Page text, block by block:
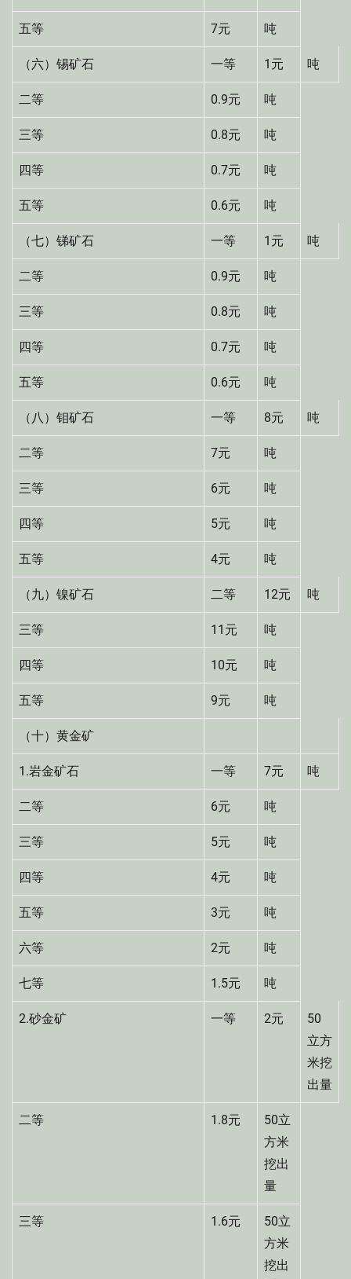
五等 7元 吨
（六）锡矿石 一等 1元 吨
二等 0.9元 吨
三等 0.8元 吨
四等 0.7元 吨
五等 0.6元 吨
（七）锑矿石 一等 1元 吨
二等 0.9元 吨
三等 0.8元 吨
四等 0.7元 吨
五等 0.6元 吨
（八）钼矿石 一等 8元 吨
二等 7元 吨
三等 6元 吨
四等 5元 吨
五等 4元 吨
（九）镍矿石 二等 12元 吨
三等 11元 吨
四等 10元 吨
五等 9元 吨
（十）黄金矿
1.岩金矿石 一等 7元 吨
二等 6元 吨
三等 5元 吨
四等 4元 吨
五等 3元 吨
六等 2元 吨
七等 1.5元 吨
2.砂金矿 一等 2元
50
立方
米挖
出量
二等 1.8元
50立
方米
挖出
量
三等 1.6元
50立
方米
挖出